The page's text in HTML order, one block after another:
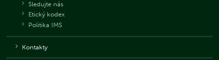
Sledujte nás
Etický kodex
Politika IMS
Kontakty